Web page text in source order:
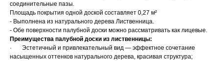
соединительные пазы.
Площадь покрытия одной доской составляет 0,27 м²
- Выполнена из натурального дерева Лиственница.
- Обе поверхности палубной доски можно рассматривать как лицевые.
Преимущества палубной доски из лиственницы:
· Эстетичный и привлекательный вид — эффектное сочетание
насыщенных оттенков натурального дерева, красивая структура;